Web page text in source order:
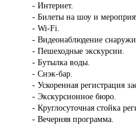
- Интернет.
- Билеты на шоу и
- Wi-Fi.
- Видеонаблюдение
- Пешеходные экскурсии.
- Бутылка воды.
- Снэк-бар.
- Ускоренная регистрация
- Экскурсионное бюро.
- Круглосуточная стойка
- Вечерняя программа.